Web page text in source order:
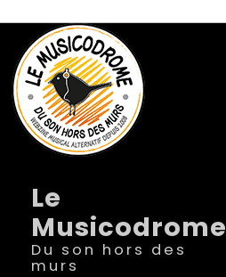
Le
Musicodrome
Du son hors des
murs